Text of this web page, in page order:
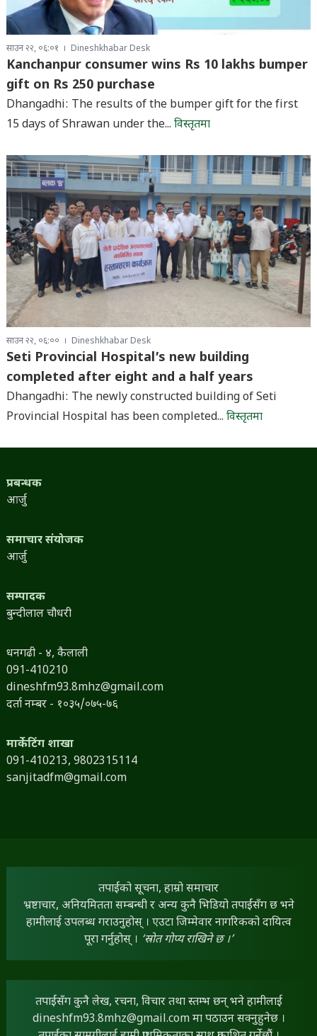
साउन २२, ०६:०१ Dineshkhabar Desk
Kanchanpur consumer wins Rs 10 lakhs bumper
gift on Rs 250 purchase
Dhangadhi: The results of the bumper gift for the first
15 days of Shrawan under the... विस्तृतमा
साउन २२, ०६:०० Dineshkhabar Desk
Seti Provincial Hospital’s new building
completed after eight and a half years
Dhangadhi: The newly constructed building of Seti
Provincial Hospital has been completed... विस्तृतमा
प्रबन्धक
आर्जु
समाचार संयोजक
आर्जु
सम्पादक
बुन्दीलाल चौधरी
धनगढी - ४, कैलाली
091-410210
dineshfm93.8mhz@gmail.com
दर्ता नम्बर - १०३५/०७५-७६
मार्केटिंग शाखा
091-410213, 9802315114
sanjitadfm@gmail.com
तपाईंको सूचना, हाम्रो समाचार
भ्रष्टाचार, अनियमितता सम्बन्धी र अन्य कुनै भिडियो तपाईंसँग छ भने
हामीलाई उपलब्ध गराउनुहोस् । एउटा जिम्मेवार नागरिकको दायित्व
पूरा गर्नुहोस् । ‘स्रोत गोप्य राखिने छ ।’
तपाईंसँग कुनै लेख, रचना, विचार तथा स्तम्भ छन् भने हामीलाई
dineshfm93.8mhz@gmail.comमा पठाउन सक्नुहुनेछ ।